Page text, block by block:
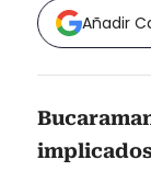
Añadir